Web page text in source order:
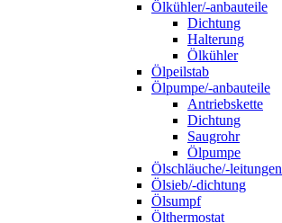
Ölkühler/-anbauteile
Dichtung
Halterung
Ölkühler
Ölpeilstab
Ölpumpe/-anbauteile
Antriebskette
Dichtung
Saugrohr
Ölpumpe
Ölschläuche/-leitungen
Ölsieb/-dichtung
Ölsumpf
Ölthermostat